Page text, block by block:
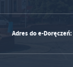
Adres do e-Doręczeń: